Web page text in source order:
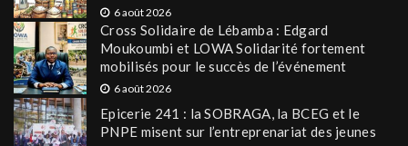
6 août 2026
Cross Solidaire de Lébamba : Edgard
Moukoumbi et LOWA Solidarité fortement
mobilisés pour le succès de l’événement
6 août 2026
Epicerie 241 : la SOBRAGA, la BCEG et le
PNPE misent sur l’entreprenariat des jeunes